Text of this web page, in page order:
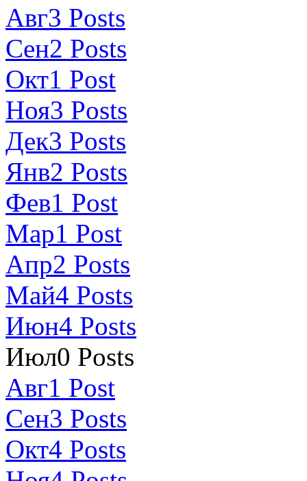
Авг3 Posts
Сен2 Posts
Окт1 Post
Ноя3 Posts
Дек3 Posts
Янв2 Posts
Фев1 Post
Мар1 Post
Апр2 Posts
Май4 Posts
Июн4 Posts
Июл0 Posts
Авг1 Post
Сен3 Posts
Окт4 Posts